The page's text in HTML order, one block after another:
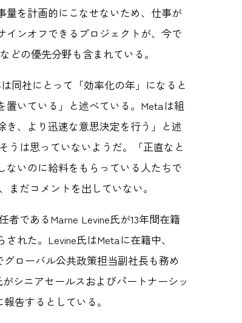
量を計画的にこなせないため、仕事が
ンオフできるプロジェクトが、今で
どの優先分野も含まれている。
同社にとって「効率化の年」になると
いている」と述べている。Metaは組
、より迅速な意思決定を行う」と述
うは思っていないようだ。「正直なと
ないのに給料をもらっている人たちで
だコメントを出していない。
者であるMarne Levine氏が13年間在籍
れた。Levine氏はMetaに在籍中、
ローバル公共政策担当副社長も務め
シニアセールスおよびパートナーシッ
告するとしている。